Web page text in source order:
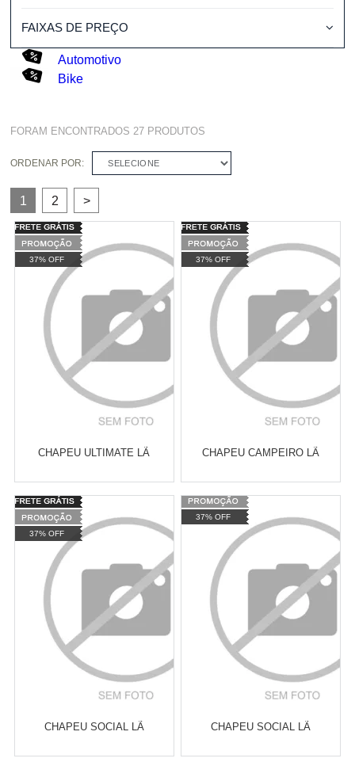
FAIXAS DE PREÇO
Automotivo
Bike
FORAM ENCONTRADOS27 PRODUTOS
ORDENAR POR: SELECIONE
1 2 >
37% OFF
CHAPEU ULTIMATE LÃ
Varejo:
Atacado: R$ 2.550,90 (Apenas
Revendedor)
10 x
Cat:
COMPRAR
37% OFF
CHAPEU CAMPEIRO LÃ
Varejo:
Atacado: R$ 2.550,90 (Apenas
Revendedor)
10
Cat:
COMPRAR
37% OFF
CHAPEU SOCIAL LÃ
37% OFF
CHAPEU SOCIAL LÃ